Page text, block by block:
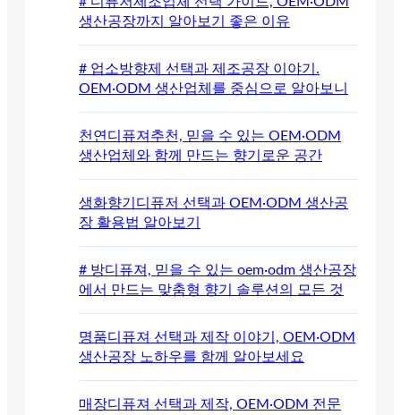
생산공장까지 알아보기 좋은 이유
# 업소방향제 선택과 제조공장 이야기.
OEM·ODM 생산업체를 중심으로 알아보니
천연디퓨져추천, 믿을 수 있는 OEM·ODM
생산업체와 함께 만드는 향기로운 공간
생화향기디퓨저 선택과 OEM·ODM 생산공
장 활용법 알아보기
# 방디퓨져, 믿을 수 있는 oem·odm 생산공장
에서 만드는 맞춤형 향기 솔루션의 모든 것
명품디퓨져 선택과 제작 이야기, OEM·ODM
생산공장 노하우를 함께 알아보세요
매장디퓨져 선택과 제작, OEM·ODM 전문